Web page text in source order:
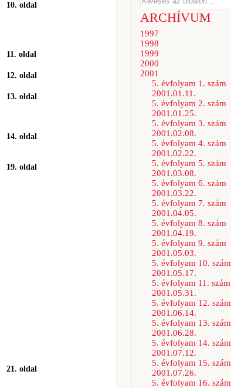
10. oldal
11. oldal
12. oldal
13. oldal
14. oldal
19. oldal
21. oldal
ARCHÍVUM
1997
1998
1999
2000
2001
5. évfolyam 1. szám
2001.01.11.
5. évfolyam 2. szám
2001.01.25.
5. évfolyam 3. szám
2001.02.08.
5. évfolyam 4. szám
2001.02.22.
5. évfolyam 5. szám
2001.03.08.
5. évfolyam 6. szám
2001.03.22.
5. évfolyam 7. szám
2001.04.05.
5. évfolyam 8. szám
2001.04.19.
5. évfolyam 9. szám
2001.05.03.
5. évfolyam 10. szám
2001.05.17.
5. évfolyam 11. szám
2001.05.31.
5. évfolyam 12. szám
2001.06.14.
5. évfolyam 13. szám
2001.06.28.
5. évfolyam 14. szám
2001.07.12.
5. évfolyam 15. szám
2001.07.26.
5. évfolyam 16. szám